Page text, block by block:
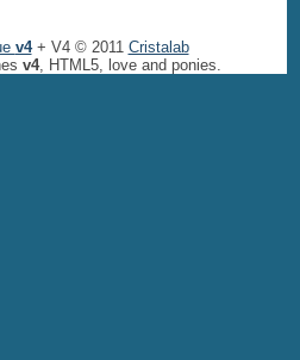
v4+ V4 © 2011 Cristalab
v4, HTML5, love and ponies.